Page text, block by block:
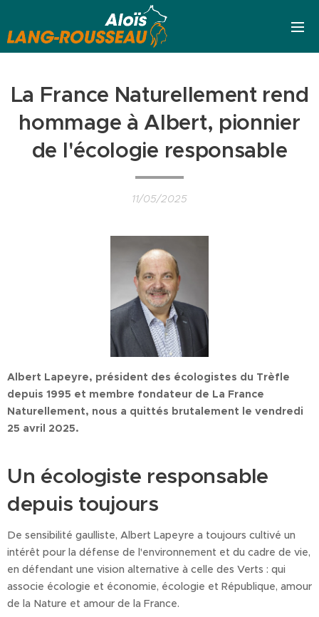
La France Naturellement rend
hommage à Albert, pionnier
de l'écologie responsable
11/05/2025
Albert Lapeyre, président des écologistes du Trèfle
depuis 1995 et membre fondateur de La France
Naturellement, nous a quittés brutalement le vendredi
25 avril 2025.
Un écologiste responsable
depuis toujours
De sensibilité gaulliste, Albert Lapeyre a toujours cultivé un
intérêt pour la défense de l'environnement et du cadre de vie,
en défendant une vision alternative à celle des Verts : qui
associe écologie et économie, écologie et République, amour
de la Nature et amour de la France.